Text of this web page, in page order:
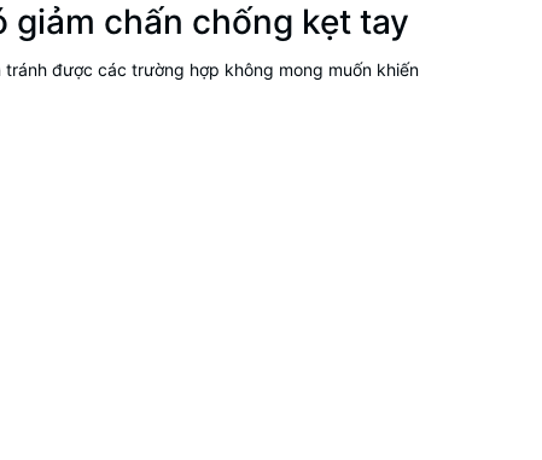
giảm chấn chống kẹt tay
được các trường hợp không mong muốn khiến